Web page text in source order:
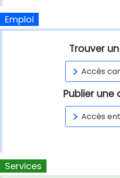
Emploi
Trouver
Accès
Publier une
Accès
Services